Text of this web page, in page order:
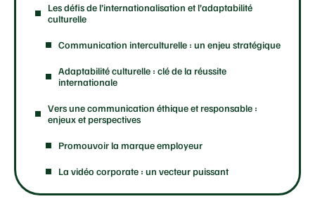
Les défis de l’internationalisation et l’adaptabilité
culturelle
Communication interculturelle : un enjeu stratégique
Adaptabilité culturelle : clé de la réussite
internationale
Vers une communication éthique et responsable :
enjeux et perspectives
Promouvoir la marque employeur
La vidéo corporate : un vecteur puissant